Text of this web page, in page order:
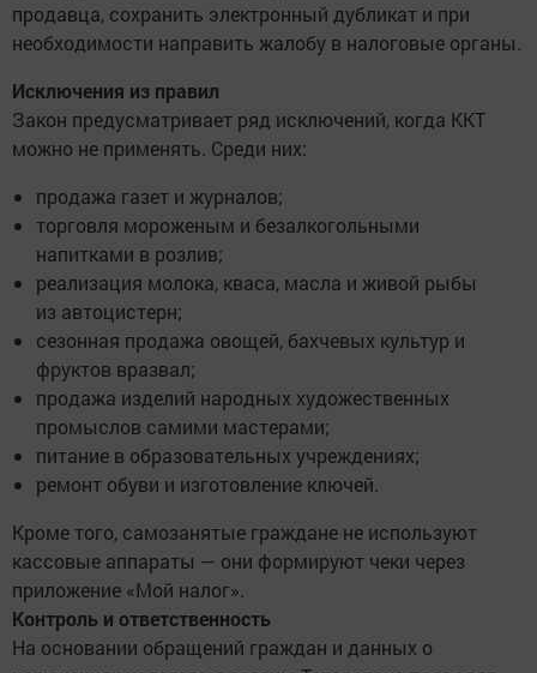
продавца, сохранить электронный дубликат и при
необходимости направить жалобу в налоговые органы.
Исключения из правил
Закон предусматривает ряд исключений, когда ККТ
можно не применять. Среди них:
продажа газет и журналов;
торговля мороженым и безалкогольными
напитками в розлив;
реализация молока, кваса, масла и живой рыбы
из автоцистерн;
сезонная продажа овощей, бахчевых культур и
фруктов вразвал;
продажа изделий народных художественных
промыслов самими мастерами;
питание в образовательных учреждениях;
ремонт обуви и изготовление ключей.
Кроме того, самозанятые граждане не используют
кассовые аппараты — они формируют чеки через
приложение «Мой налог».
Контроль и ответственность
На основании обращений граждан и данных о